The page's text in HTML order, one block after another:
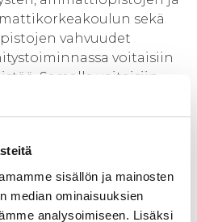
sisällön ja mainosten
median ominaisuuksien
analysoimiseen. Lisäksi
sekä
vahvuudet
voitaisiin
Samalla voitaisiin
yritysten
kokonaisuudeksi ja
”yhden luukun
mukainen
jossa yritysten ei